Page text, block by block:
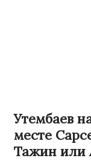
Утембаев
месте
Тажин или